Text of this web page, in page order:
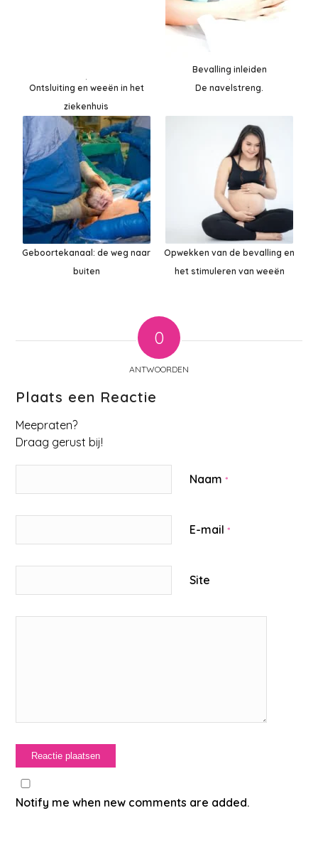
Bevalling inleiden
Ontsluiting en weeën in het
ziekenhuis
De navelstreng.
Geboortekanaal: de weg naar
buiten
Opwekken van de bevalling en
het stimuleren van weeën
0
ANTWOORDEN
Plaats een Reactie
Meepraten?
Draag gerust bij!
Naam*
E-mail*
Site
Notify me when new comments are added.